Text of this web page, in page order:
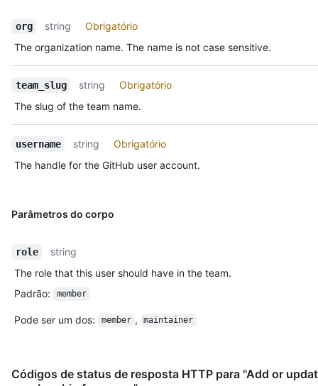
org string
Obrigatório
The organization name. The name is not case sensitive.
team_slug string
Obrigatório
The slug of the team name.
username string
Obrigatório
The handle for the GitHub user account.
Parâmetros do corpo
role
string
The role that this user should have in the team.
Padrão: member
Pode ser um dos: member , maintainer
Códigos de status de resposta HTTP para "Add or